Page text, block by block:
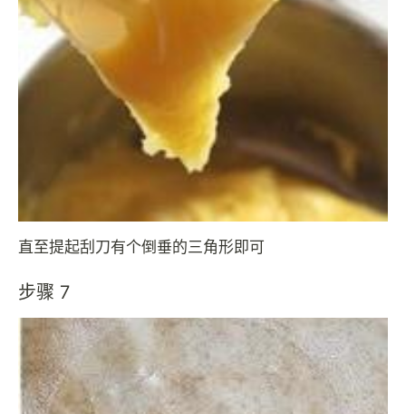
直至提起刮刀有个倒垂的三角形即可
步骤 7